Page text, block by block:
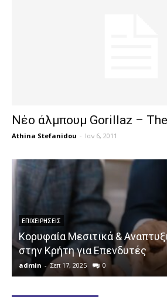
Νέο άλμπουμ Gorillaz – The
Athina Stefanidou - Ιαν 6, 2011
ΕΠΙΧΕΙΡΉΣΕΙΣ
Κορυφαία Μεσιτικά &
στην Κρήτη για Επενδυτές
admin - Σεπ 17, 2025 0